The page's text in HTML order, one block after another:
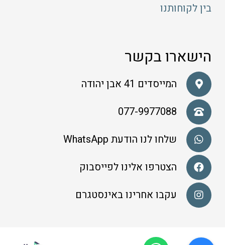
בין לקוחותנו
הישארו בקשר
המייסדים 41 אבן יהודה
077-9977088
שלחו לנו הודעת WhatsApp
הצטרפו אלינו לפייסבוק
עקבו אחרינו באינסטגרם